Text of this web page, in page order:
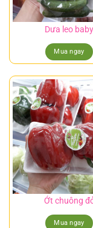
Dưa leo baby
Mua ngay
Ớt chuông
Mua ngay